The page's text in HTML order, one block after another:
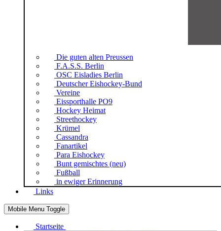
Die guten alten Preussen
F.A.S.S. Berlin
OSC Eisladies Berlin
Deutscher Eishockey-Bund
Vereine
Eissporthalle PO9
Hockey Heimat
Streethockey
Krümel
Cassandra
Fanartikel
Para Eishockey
Bunt gemischtes (neu)
Fußball
in ewiger Erinnerung
Links
Mobile Menu Toggle
Startseite